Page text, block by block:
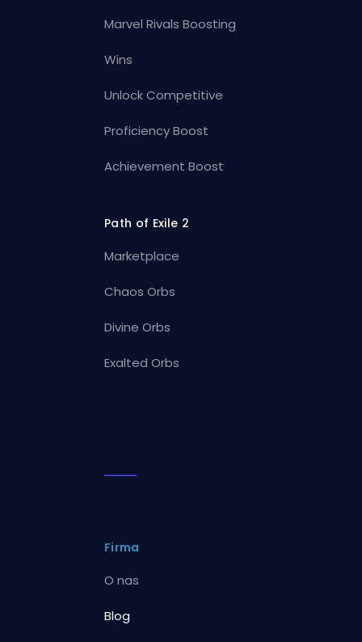
Marvel Rivals Boosting
Wins
Unlock Competitive
Proficiency Boost
Achievement Boost
Path of Exile 2
Marketplace
Chaos Orbs
Divine Orbs
Exalted Orbs
Firma
O nas
Blog